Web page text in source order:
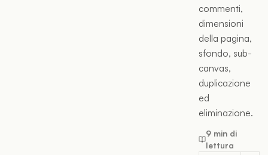
commenti,
dimensioni
della pagina,
sfondo, sub-
canvas,
duplicazione
ed
eliminazione.
9 min di
lettura